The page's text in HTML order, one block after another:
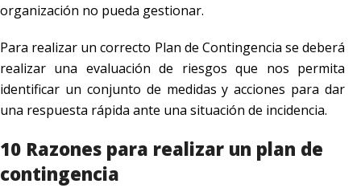
organización no pueda gestionar.
Para realizar un correcto Plan de Contingencia se deberá
realizar una evaluación de riesgos que nos permita
identificar un conjunto de medidas y acciones para dar
una respuesta rápida ante una situación de incidencia.
10 Razones para realizar un plan de
contingencia